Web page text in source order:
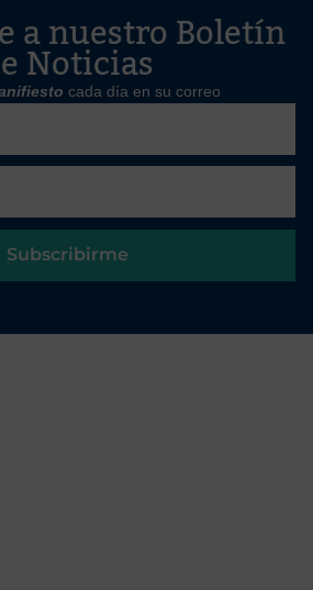
a nuestro Boletín
Noticias
cada día en su correo
Subscribirme